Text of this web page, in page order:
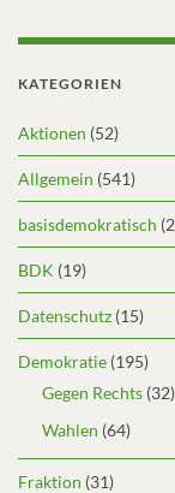
KATEGORIEN
Aktionen (52)
Allgemein (541)
basisdemokratisch
BDK (19)
Datenschutz (15)
Demokratie (195)
Gegen Rechts (32)
Wahlen (64)
Fraktion (31)